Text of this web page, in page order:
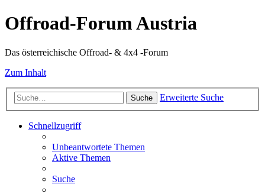
Offroad-Forum Austria
Das österreichische Offroad- & 4x4 -Forum
Zum Inhalt
Suche Erweiterte Suche
Schnellzugriff
Unbeantwortete Themen
Aktive Themen
Suche